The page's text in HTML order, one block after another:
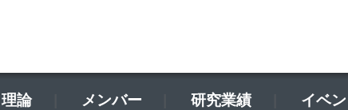
理論 メンバー 研究業績 イベン